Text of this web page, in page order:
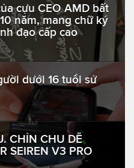
cựu CEO AMD bất
năm, mang chữ ký
đạo cấp cao
dưới 16 tuổi sử
CHỈN CHU DỄ
SEIREN V3 PRO